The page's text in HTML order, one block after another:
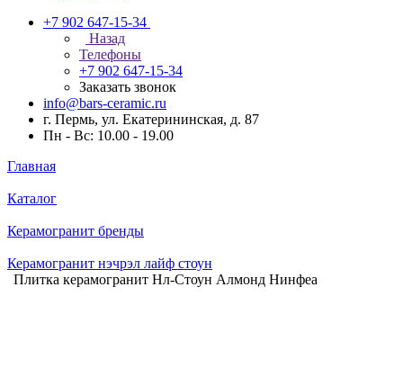
+7 902 647-15-34
Назад
Телефоны
+7 902 647-15-34
Заказать звонок
info@bars-ceramic.ru
г. Пермь, ул. Екатерининская, д. 87
Пн - Вс: 10.00 - 19.00
Главная
Каталог
Керамогранит бренды
Керамогранит нэчрэл лайф стоун
Плитка керамогранит Нл-Стоун Алмонд Нинфеa